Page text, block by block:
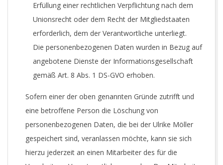
Erfüllung einer rechtlichen Verpflichtung nach dem
Unionsrecht oder dem Recht der Mitgliedstaaten
erforderlich, dem der Verantwortliche unterliegt.
Die personenbezogenen Daten wurden in Bezug auf
angebotene Dienste der Informationsgesellschaft
gemäß Art. 8 Abs. 1 DS-GVO erhoben.
Sofern einer der oben genannten Gründe zutrifft und
eine betroffene Person die Löschung von
personenbezogenen Daten, die bei der Ulrike Möller
gespeichert sind, veranlassen möchte, kann sie sich
hierzu jederzeit an einen Mitarbeiter des für die